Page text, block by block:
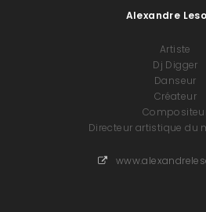
Alexandre
Artiste
Dj Digger
Danseur
Créateur
Directeur artistique du